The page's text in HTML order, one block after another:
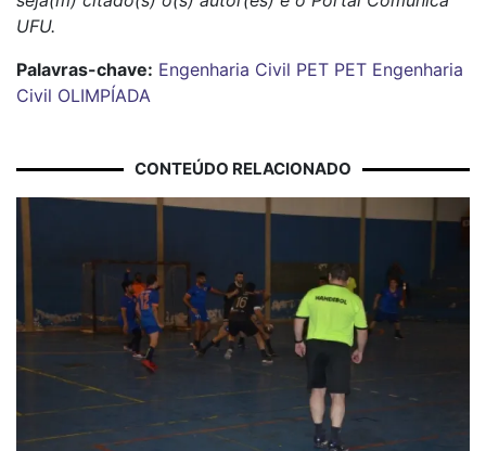
UFU.
Palavras-chave: Engenharia Civil PET PET Engenharia
Civil OLIMPÍADA
CONTEÚDO RELACIONADO